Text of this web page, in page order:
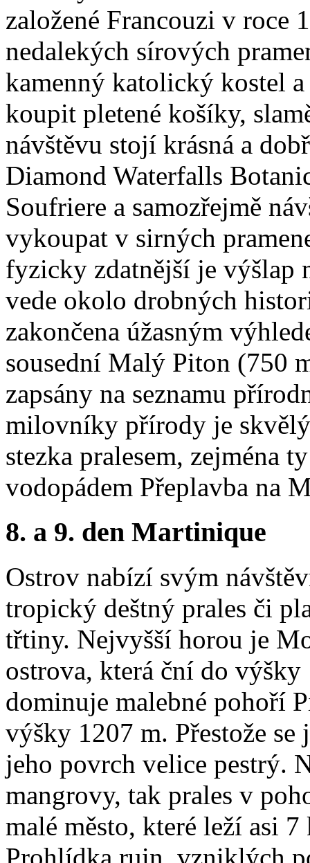
založené Francouzi v roce
nedalekých sírových
kamenný katolický kostel
koupit pletené košíky,
návštěvu stojí krásná a
Diamond Waterfalls
Soufriere a samozřejmě
vykoupat v sirných
fyzicky zdatnější je výšlap
vede okolo drobných
zakončena úžasným
sousední Malý Piton (750
zapsány na seznamu
milovníky přírody je
stezka pralesem, zejména
vodopádem Přeplavba na
8. a 9. den Martinique
Ostrov nabízí svým
tropický deštný prales či
třtiny. Nejvyšší horou je
ostrova, která ční do
dominuje malebné pohoří
výšky 1207 m. Přestože
jeho povrch velice pestrý.
mangrovy, tak prales v
malé město, které leží asi
Prohlídka ruin, vzniklých